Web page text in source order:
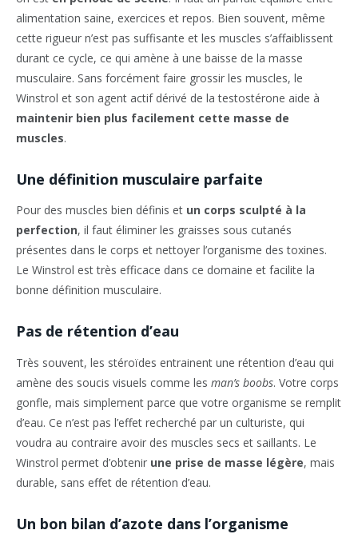
alimentation saine, exercices et repos. Bien souvent, même
cette rigueur n’est pas suffisante et les muscles s’affaiblissent
durant ce cycle, ce qui amène à une baisse de la masse
musculaire. Sans forcément faire grossir les muscles, le
Winstrol et son agent actif dérivé de la testostérone aide à
maintenir bien plus facilement cette masse de
muscles.
Une définition musculaire parfaite
Pour des muscles bien définis et un corps sculpté à la
perfection, il faut éliminer les graisses sous cutanés
présentes dans le corps et nettoyer l’organisme des toxines.
Le Winstrol est très efficace dans ce domaine et facilite la
bonne définition musculaire.
Pas de rétention d’eau
Très souvent, les stéroïdes entrainent une rétention d’eau qui
amène des soucis visuels comme les man’s boobs. Votre corps
gonfle, mais simplement parce que votre organisme se remplit
d’eau. Ce n’est pas l’effet recherché par un culturiste, qui
voudra au contraire avoir des muscles secs et saillants. Le
Winstrol permet d’obtenir une prise de masse légère, mais
durable, sans effet de rétention d’eau.
Un bon bilan d’azote dans l’organisme